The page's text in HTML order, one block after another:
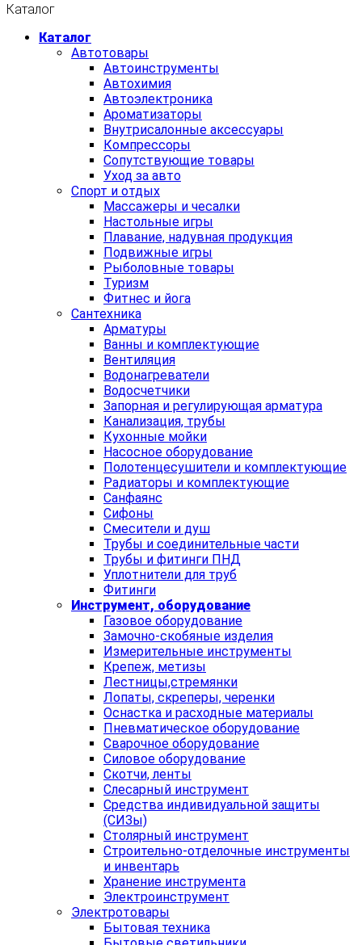
Каталог
Каталог
Автотовары
Автоинструменты
Автохимия
Автоэлектроника
Ароматизаторы
Внутрисалонные аксессуары
Компрессоры
Сопутствующие товары
Уход за авто
Спорт и отдых
Массажеры и чесалки
Настольные игры
Плавание, надувная продукция
Подвижные игры
Рыболовные товары
Туризм
Фитнес и йога
Сантехника
Арматуры
Ванны и комплектующие
Вентиляция
Водонагреватели
Водосчетчики
Запорная и регулирующая арматура
Канализация, трубы
Кухонные мойки
Насосное оборудование
Полотенцесушители и комплектующие
Радиаторы и комплектующие
Санфаянс
Сифоны
Смесители и душ
Трубы и соединительные части
Трубы и фитинги ПНД
Уплотнители для труб
Фитинги
Инструмент, оборудование
Газовое оборудование
Замочно-скобяные изделия
Измерительные инструменты
Крепеж, метизы
Лестницы,стремянки
Лопаты, скреперы, черенки
Оснастка и расходные материалы
Пневматическое оборудование
Сварочное оборудование
Силовое оборудование
Скотчи, ленты
Слесарный инструмент
Средства индивидуальной защиты
(СИЗы)
Столярный инструмент
Строительно-отделочные инструменты
и инвентарь
Хранение инструмента
Электроинструмент
Электротовары
Бытовая техника